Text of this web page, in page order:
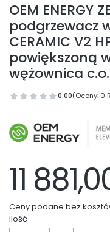
OEM
podgrzewacz
CERAMIC V2
powiększoną
wężownica
0.00(Oceny: 0
11
Ceny podane bez
Ilość